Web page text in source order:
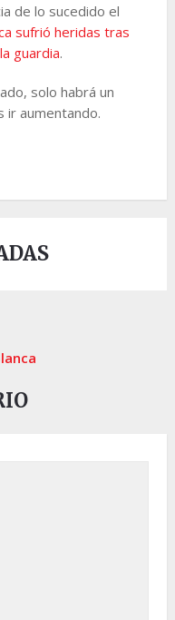
de lo sucedido el
sufrió heridas tras
guardia.
solo habrá un
ir aumentando.